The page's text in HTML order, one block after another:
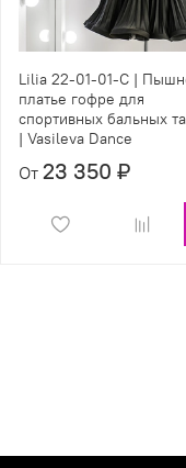
Lilia 22-01-01-С |
платье гофре для
спортивных бальных
| Vasileva Dance
От 23 350 ₽